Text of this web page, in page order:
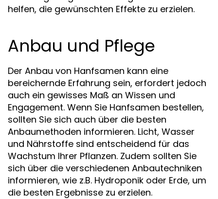
helfen, die gewünschten Effekte zu erzielen.
Anbau und Pflege
Der Anbau von Hanfsamen kann eine
bereichernde Erfahrung sein, erfordert jedoch
auch ein gewisses Maß an Wissen und
Engagement. Wenn Sie Hanfsamen bestellen,
sollten Sie sich auch über die besten
Anbaumethoden informieren. Licht, Wasser
und Nährstoffe sind entscheidend für das
Wachstum Ihrer Pflanzen. Zudem sollten Sie
sich über die verschiedenen Anbautechniken
informieren, wie z.B. Hydroponik oder Erde, um
die besten Ergebnisse zu erzielen.